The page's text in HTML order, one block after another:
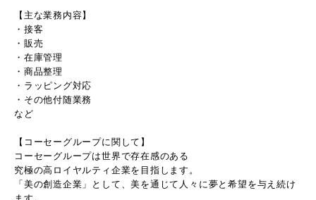
【主な業務内容】
・接客
・販売
・在庫管理
・商品整理
・ラッピング対応
・その他付随業務
など
【コーセーグループに関して】
コーセーグループは世界で存在感のある
究極の高ロイヤルティ企業を目指します。
「美の創造企業」として、美を通じて人々に夢と希望を与え続け